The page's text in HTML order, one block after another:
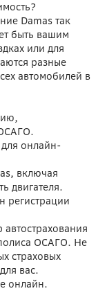
Damas так
быть вашим
или для
разные
автомобилей в
для онлайн-
включая
двигателя.
регистрации
полиса ОСАГО. Не
страховых
вас.
онлайн.